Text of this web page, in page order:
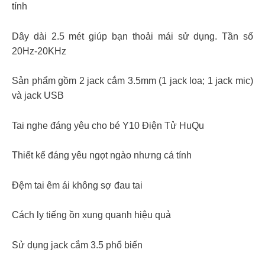
tính
Dây dài 2.5 mét giúp bạn thoải mái sử dụng. Tần số
20Hz-20KHz
Sản phẩm gồm 2 jack cắm 3.5mm (1 jack loa; 1 jack mic)
và jack USB
Tai nghe đáng yêu cho bé Y10 Điện Tử HuQu
Thiết kế đáng yêu ngọt ngào nhưng cá tính
Đệm tai êm ái không sợ đau tai
Cách ly tiếng ồn xung quanh hiệu quả
Sử dụng jack cắm 3.5 phổ biến